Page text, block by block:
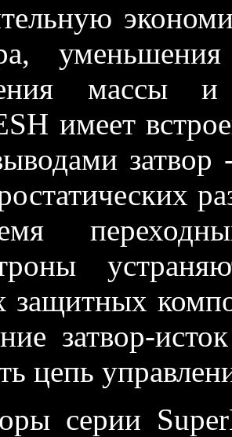
массы и
имеет
затвор
защитных
затвор-
цепь
серии